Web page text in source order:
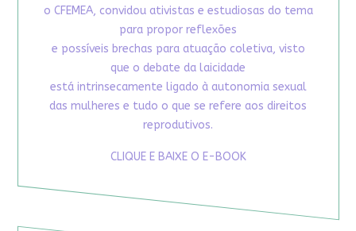
o CFEMEA, convidou ativistas e estudiosas do tema
para propor reflexões
e possíveis brechas para atuação coletiva, visto
que o debate da laicidade
está intrinsecamente ligado à autonomia sexual
das mulheres e tudo o que se refere aos direitos
reprodutivos.
CLIQUE E BAIXE O E-BOOK